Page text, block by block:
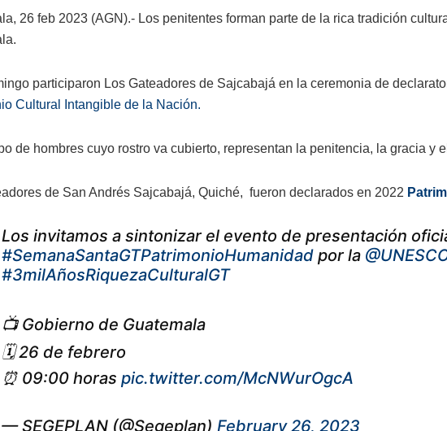
26 feb 2023 (AGN).- Los penitentes forman parte de la rica tradición
participaron Los Gateadores de Sajcabajá en la ceremonia de
Cultural Intangible de la Nación.
de hombres cuyo rostro va cubierto, representan la penitencia, la gracia y
de San Andrés Sajcabajá, Quiché, fueron declarados en 2022
Los invitamos a sintonizar el evento de presentación
#SemanaSantaGTPatrimonioHumanidad por la
#3milAñosRiquezaCulturalGT
📺 Gobierno de Guatemala
🗓️ 26 de febrero
⏰ 09:00 horas pic.twitter.com/McNWurOgcA
— SEGEPLAN (@Segeplan) February 26, 2023